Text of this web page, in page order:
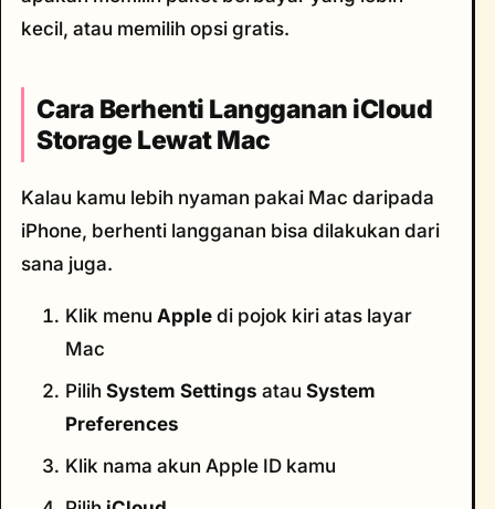
kecil, atau memilih opsi gratis.
Cara Berhenti Langganan iCloud
Storage Lewat Mac
Kalau kamu lebih nyaman pakai Mac daripada
iPhone, berhenti langganan bisa dilakukan dari
sana juga.
Klik menu Apple di pojok kiri atas layar
Mac
Pilih System Settings atau System
Preferences
Klik nama akun Apple ID kamu